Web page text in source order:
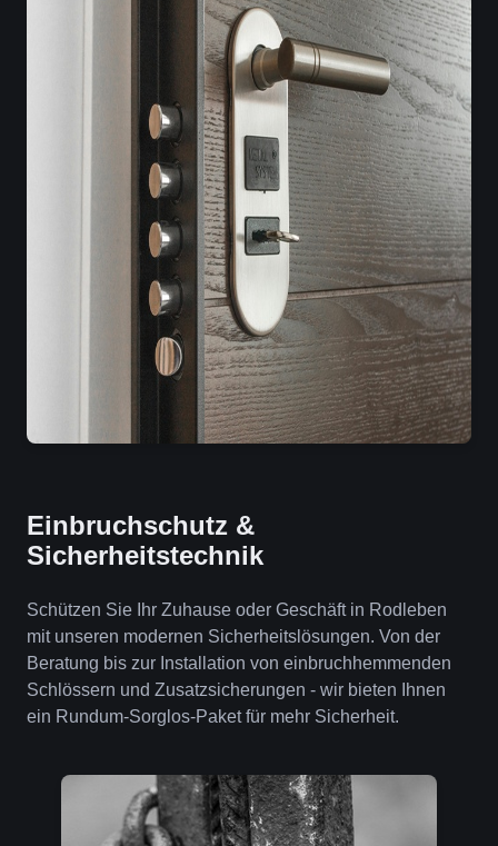
Einbruchschutz &
Sicherheitstechnik
Schützen Sie Ihr Zuhause oder Geschäft in Rodleben
mit unseren modernen Sicherheitslösungen. Von der
Beratung bis zur Installation von einbruchhemmenden
Schlössern und Zusatzsicherungen - wir bieten Ihnen
ein Rundum-Sorglos-Paket für mehr Sicherheit.